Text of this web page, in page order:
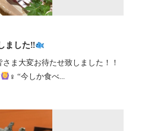
ました‼︎
ま大変お待たせ致しました！！
‍♀️ “今しか食べ...